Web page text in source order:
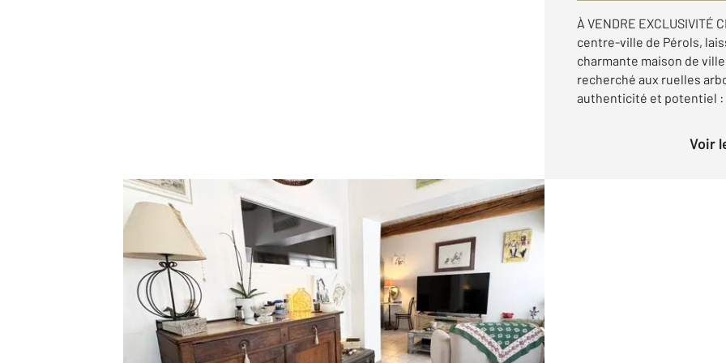
À VENDRE EXCLUSIVITÉ
centre-ville de Pérols,
charmante maison de
recherché aux ruelles
authenticité et potentiel :
Voir